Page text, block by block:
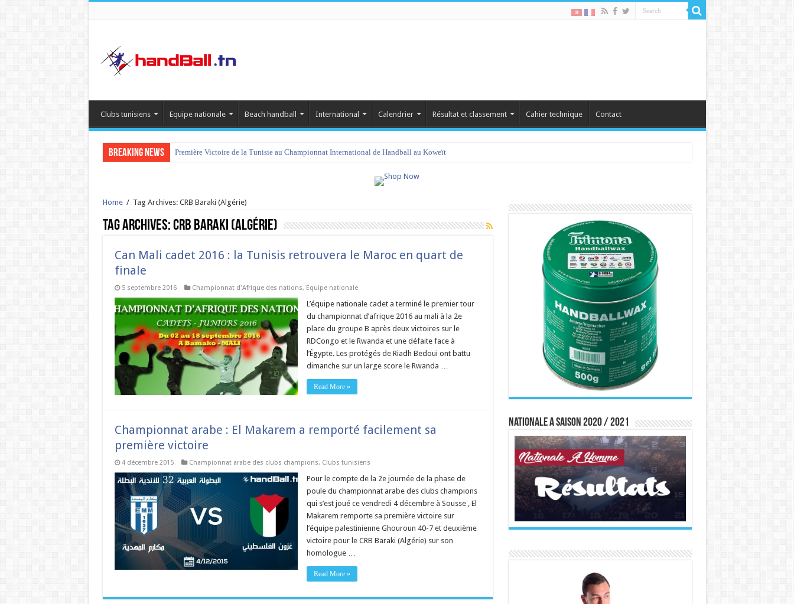
Clubs tunisiens Equipe nationale Beach handball International Calendrier Résultat et classement Cahier technique Contact
Breaking News Première Victoire de la Tunisie au Championnat International de Handball au Koweït
Home / Tag Archives: CRB Baraki (Algérie)
Tag Archives:CRB Baraki (Algérie)
Can Mali cadet 2016 : la Tunisis retrouvera le Maroc en quart de
finale
5 septembre 2016 Championnat d'Afrique des nations, Equipe nationale
L’équipe nationale cadet a terminé le premier tour
du championnat d’afrique 2016 au mali à la 2e
place du groupe B après deux victoires sur le
RDCongo et le Rwanda et une défaite face à
l’Égypte. Les protégés de Riadh Bedoui ont battu
dimanche sur un large score le Rwanda …
Read More »
Championnat arabe : El Makarem a remporté facilement sa
première victoire
4 décembre 2015 Championnat arabe des clubs champions, Clubs tunisiens
Pour le compte de la 2e journée de la phase de
poule du championnat arabe des clubs champions
qui s’est joué ce vendredi 4 décembre à Sousse , El
Makarem remporte sa première victoire sur
l’équipe palestinienne Ghouroun 40-7 et deuxième
victoire pour le CRB Baraki (Algérie) sur son
homologue …
Read More »
Nationale A saison 2020 / 2021